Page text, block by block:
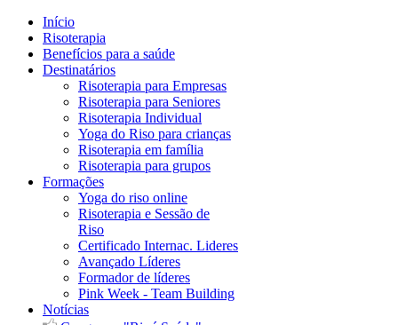
Início
Risoterapia
Benefícios para a saúde
Destinatários
Risoterapia para Empresas
Risoterapia para Seniores
Risoterapia Individual
Yoga do Riso para crianças
Risoterapia em família
Risoterapia para grupos
Formações
Yoga do riso online
Risoterapia e Sessão de
Riso
Certificado Internac. Lideres
Avançado Líderes
Formador de líderes
Pink Week - Team Building
Notícias